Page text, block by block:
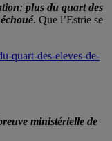
: plus du quart des
. Que l’Estrie se
quart-des-eleves-de-
ministérielle de